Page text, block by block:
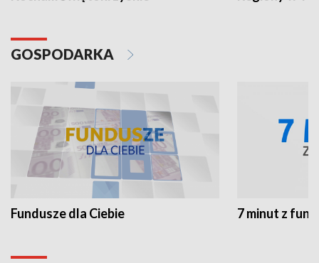
GOSPODARKA
Fundusze dla Ciebie 7 minut z